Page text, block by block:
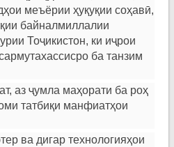
меъёрии ҳуқуқии соҳавӣ,
байналмиллалии
Тоҷикистон, ки иҷрои
ба танзим
аз ҷумла маҳорати ба роҳ
татбиқи манфиатҳои
ва дигар технологияҳои